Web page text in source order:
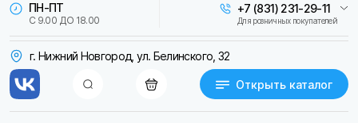
г. Нижний Новгород, ул. Белинского, 32
Открыть каталог
ПН-ПТ
С 9.00 ДО 18.00
+7 (831) 231-29-11
Для розничных покупателей